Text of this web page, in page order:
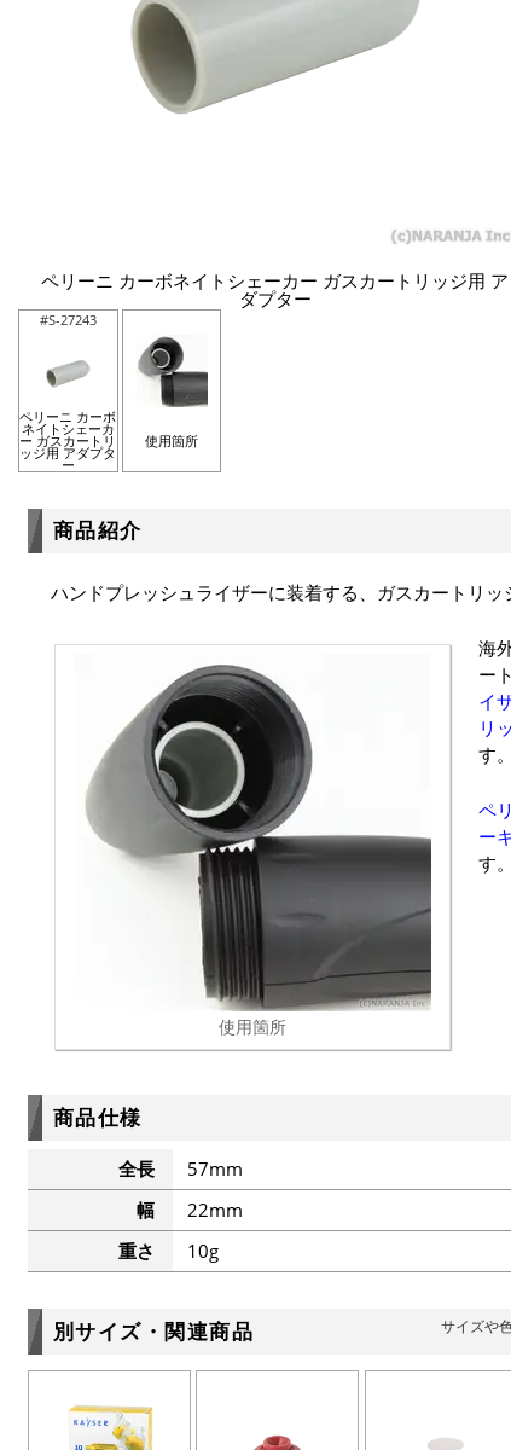
ペリーニ カーボネイトシェーカー ガスカートリッジ用 ア
ダプター
#S-27243
ペリーニ カーボ
ネイトシェーカ
ー ガスカートリ
ッジ用 アダプタ
ー
使用箇所
商品紹介
ハンドプレッシュライザーに装着する、ガスカートリッ
使用箇所
海
ー
イ
リ
す。
ペ
ー
す
商品仕様
全長
57mm
幅
22mm
重さ
10g
別サイズ・関連商品 サイズや